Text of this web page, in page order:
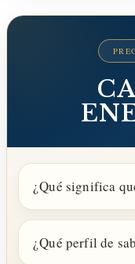
¿Qué significa
¿Qué perfil de